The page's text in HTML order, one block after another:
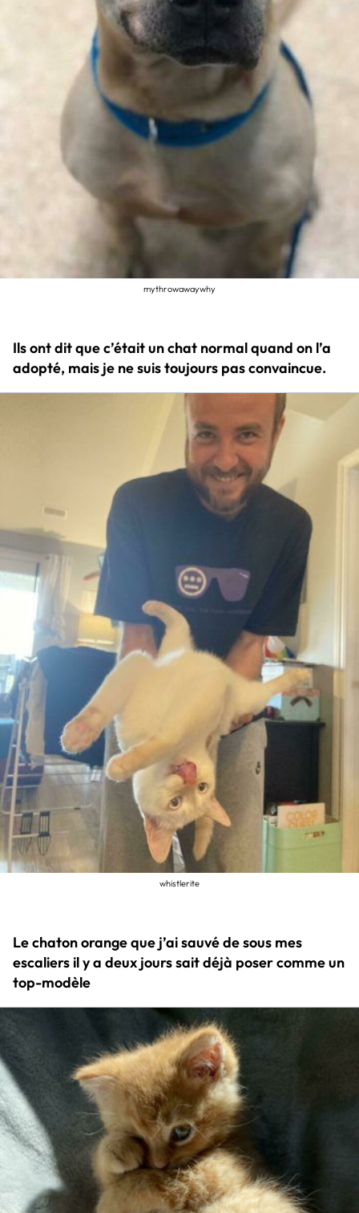
mythrowawaywhy
Ils ont dit que c’était un chat normal quand on l’a
adopté, mais je ne suis toujours pas convaincue.
whistlerite
Le chaton orange que j’ai sauvé de sous mes
escaliers il y a deux jours sait déjà poser comme un
top-modèle